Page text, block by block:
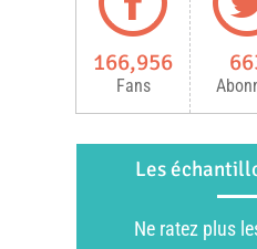
166,956
Fans
Les
Ne ratez plus